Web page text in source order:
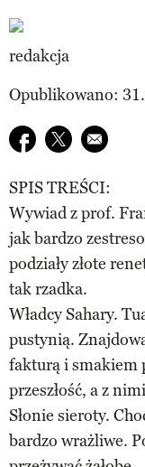
redakcja
Opublikowano:
Udostępnij na
Udostępnij na
E-mail
SPIS TREŚCI:
Wywiad z prof.
jak bardzo
podziały złote
tak rzadka.
Władcy Sahary.
pustynią.
fakturą i smakiem
przeszłość, a z
Słonie sieroty.
bardzo wrażliwe.